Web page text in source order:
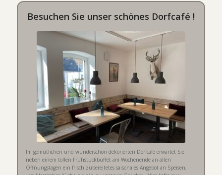
Besuchen Sie unser schönes Dorfcafé !
Im gemütlichen und wunderschön dekorierten Dorfcafé erwartet Sie
neben einem tollen Frühstückbuffet am Wochenende an allen
Öffnungstagen ein frisch zubereitetes saisonales Angebot an Speisen,